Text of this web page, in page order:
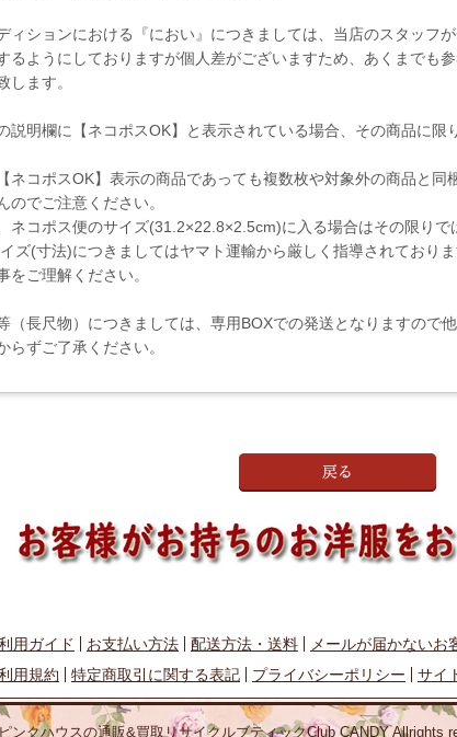
ィションにおける『におい』につきましては、当店のスタッフ
るようにしておりますが個人差がございますため、あくまでも
します。
説明欄に【ネコポスOK】と表示されている場合、その商品に限
ネコポスOK】表示の商品であっても複数枚や対象外の商品と同
のでご注意ください。
ネコポス便のサイズ(31.2×22.8×2.5cm)に入る場合はその限りで
ズ(寸法)につきましてはヤマト運輸から厳しく指導されており
をご理解ください。
（長尺物）につきましては、専用BOXでの発送となりますので
らずご了承ください。
用ガイド お支払い方法 配送方法・送料
メールが届かないお
用規約 特定商取引に関する表記 プライバシーポリシー サイ
ンクハウスの通販&買取リサイクルブティックClub CANDY Allrights